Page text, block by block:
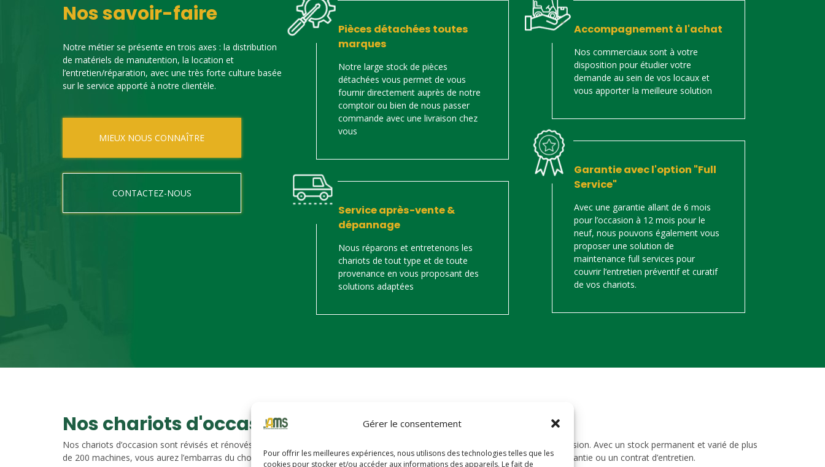
Gérer le consentement
Pour offrir les meilleures expériences, nous utilisons des technologies telles que les
cookies pour stocker et/ou accéder aux informations des appareils. Le fait de
Nos savoir-faire
Notre métier se présente en trois axes : la distribution
de matériels de manutention, la location et
l’entretien/réparation, avec une très forte culture basée
sur le service apporté à notre clientèle.
MIEUX NOUS CONNAÎTRE
CONTACTEZ-NOUS
Pièces détachées toutes
marques
Notre large stock de pièces
détachées vous permet de vous
fournir directement auprès de notre
comptoir ou bien de nous passer
commande avec une livraison chez
vous
Service après-vente &
dépannage
Nous réparons et entretenons les
chariots de tout type et de toute
provenance en vous proposant des
solutions adaptées
Accompagnement à l'achat
Nos commerciaux sont à votre
disposition pour étudier votre
demande au sein de vos locaux et
vous apporter la meilleure solution
Garantie avec l'option "Full
Service"
Avec une garantie allant de 6 mois
pour l’occasion à 12 mois pour le
neuf, nous pouvons également vous
proposer une solution de
maintenance full services pour
couvrir l’entretien préventif et curatif
de vos chariots.
Nos chariots d'occasion
Nos chariots d’occasion sont révisés et rénovés. Vous trouverez ci-dessous notre catalogue de matériels de manutention d’occasion. Avec un stock permanent et varié de plus
de 200 machines, vous aurez l’embarras du choix. Nos chariots sont révisés, reconditionnés, repeints, prêts à partir avec une garantie ou un contrat d’entretien.